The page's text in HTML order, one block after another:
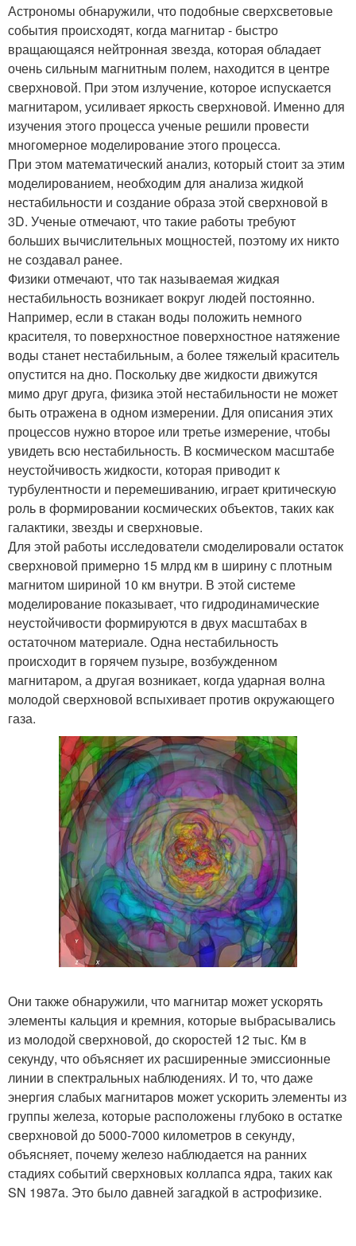
Астрономы обнаружили, что подобные сверхсветовые
события происходят, когда магнитар - быстро
вращающаяся нейтронная звезда, которая обладает
очень сильным магнитным полем, находится в центре
сверхновой. При этом излучение, которое испускается
магнитаром, усиливает яркость сверхновой. Именно для
изучения этого процесса ученые решили провести
многомерное моделирование этого процесса.
При этом математический анализ, который стоит за этим
моделированием, необходим для анализа жидкой
нестабильности и создание образа этой сверхновой в
3D. Ученые отмечают, что такие работы требуют
больших вычислительных мощностей, поэтому их никто
не создавал ранее.
Физики отмечают, что так называемая жидкая
нестабильность возникает вокруг людей постоянно.
Например, если в стакан воды положить немного
красителя, то поверхностное поверхностное натяжение
воды станет нестабильным, а более тяжелый краситель
опустится на дно. Поскольку две жидкости движутся
мимо друг друга, физика этой нестабильности не может
быть отражена в одном измерении. Для описания этих
процессов нужно второе или третье измерение, чтобы
увидеть всю нестабильность. В космическом масштабе
неустойчивость жидкости, которая приводит к
турбулентности и перемешиванию, играет критическую
роль в формировании космических объектов, таких как
галактики, звезды и сверхновые.
Для этой работы исследователи смоделировали остаток
сверхновой примерно 15 млрд км в ширину с плотным
магнитом шириной 10 км внутри. В этой системе
моделирование показывает, что гидродинамические
неустойчивости формируются в двух масштабах в
остаточном материале. Одна нестабильность
происходит в горячем пузыре, возбужденном
магнитаром, а другая возникает, когда ударная волна
молодой сверхновой вспыхивает против окружающего
газа.
Они также обнаружили, что магнитар может ускорять
элементы кальция и кремния, которые выбрасывались
из молодой сверхновой, до скоростей 12 тыс. Км в
секунду, что объясняет их расширенные эмиссионные
линии в спектральных наблюдениях. И то, что даже
энергия слабых магнитаров может ускорить элементы из
группы железа, которые расположены глубоко в остатке
сверхновой до 5000-7000 километров в секунду,
объясняет, почему железо наблюдается на ранних
стадиях событий сверхновых коллапса ядра, таких как
SN 1987a. Это было давней загадкой в астрофизике.